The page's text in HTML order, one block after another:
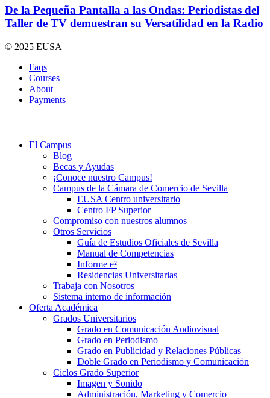
De la Pequeña Pantalla a las Ondas: Periodistas del
Taller de TV demuestran su Versatilidad en la Radio
© 2025 EUSA
Faqs
Courses
About
Payments
El Campus
Blog
Becas y Ayudas
¡Conoce nuestro Campus!
Campus de la Cámara de Comercio de Sevilla
EUSA Centro universitario
Centro FP Superior
Compromiso con nuestros alumnos
Otros Servicios
Guía de Estudios Oficiales de Sevilla
Manual de Competencias
Informe e²
Residencias Universitarias
Trabaja con Nosotros
Sistema interno de información
Oferta Académica
Grados Universitarios
Grado en Comunicación Audiovisual
Grado en Periodismo
Grado en Publicidad y Relaciones Públicas
Doble Grado en Periodismo y Comunicación
Ciclos Grado Superior
Imagen y Sonido
Administración, Marketing y Comercio